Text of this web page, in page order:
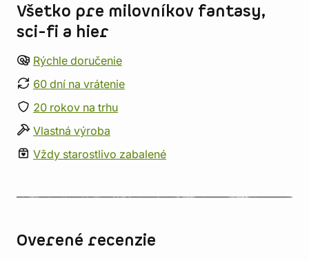
Všetko pre milovníkov fantasy,
sci-fi a hier
Rýchle doručenie
60 dní na vrátenie
20 rokov na trhu
Vlastná výroba
Vždy starostlivo zabalené
Overené recenzie